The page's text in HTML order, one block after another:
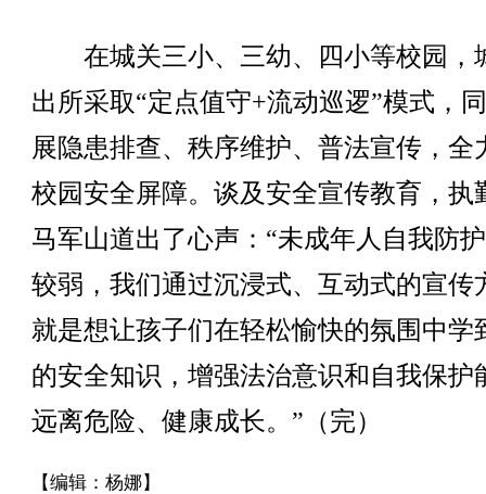
在城关三小、三幼、四小等校园，
出所采取“定点值守+流动巡逻”模式，
展隐患排查、秩序维护、普法宣传，全
校园安全屏障。谈及安全宣传教育，执
马军山道出了心声：“未成年人自我防
较弱，我们通过沉浸式、互动式的宣传
就是想让孩子们在轻松愉快的氛围中学
的安全知识，增强法治意识和自我保护
远离危险、健康成长。”（完）
【编辑：杨娜】